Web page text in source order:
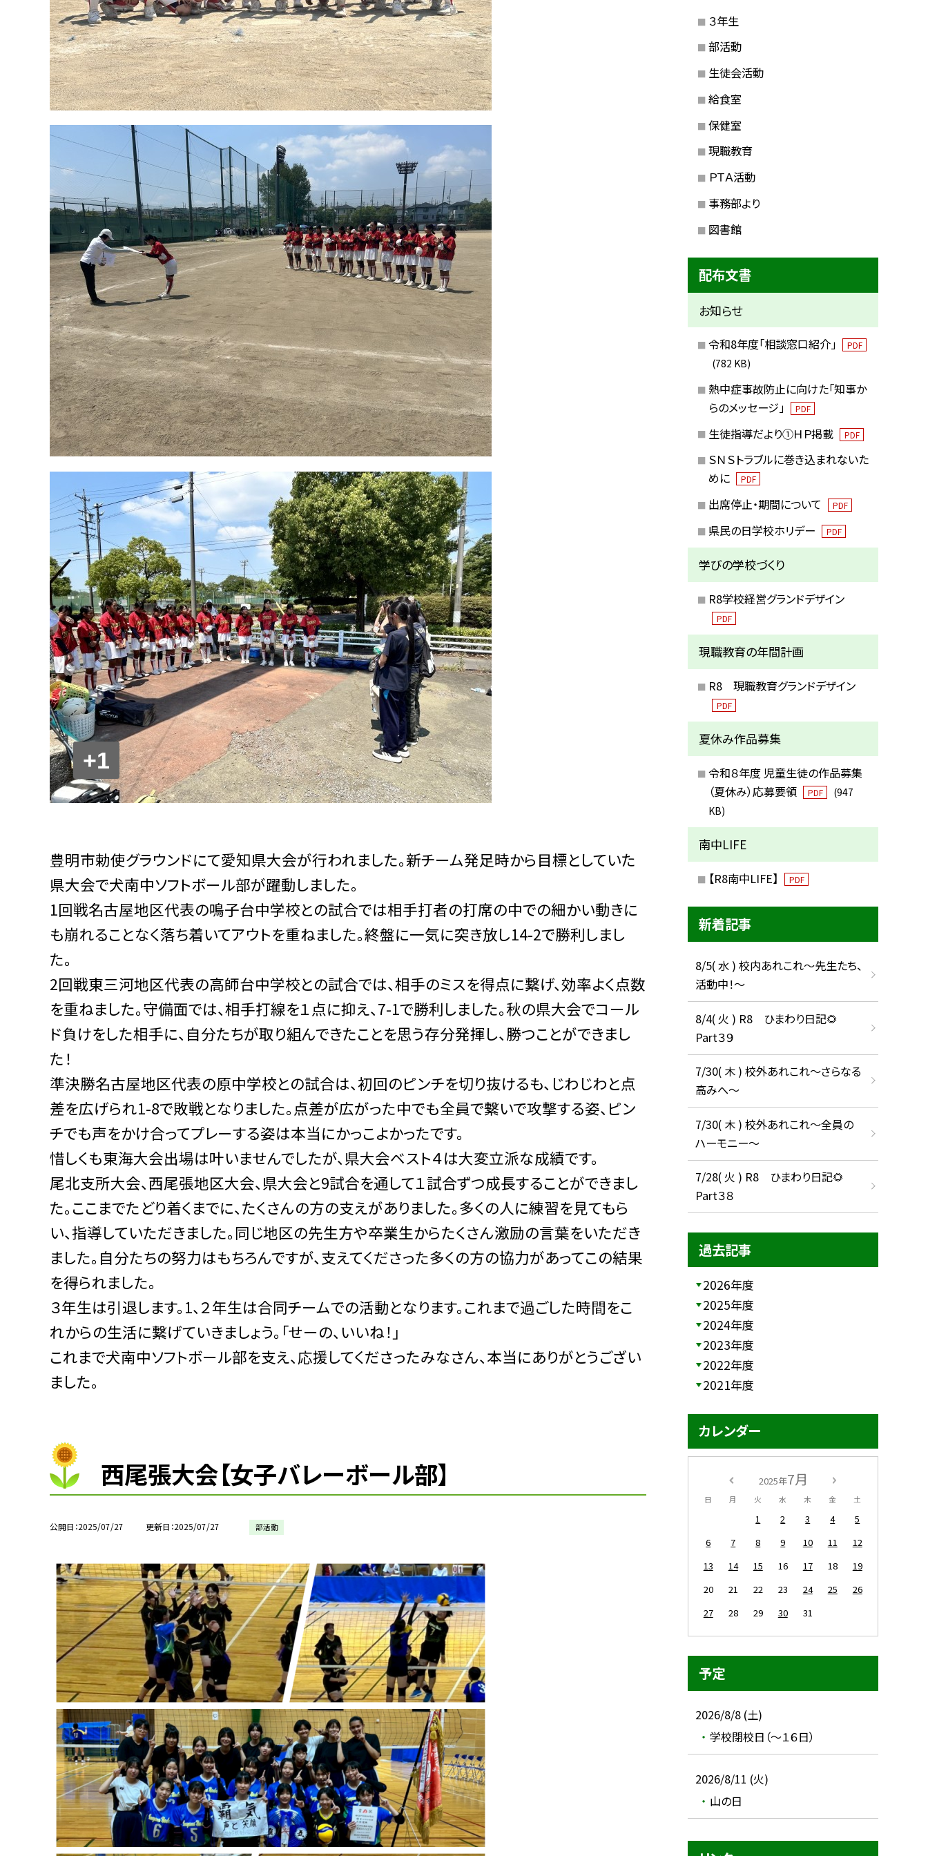
+1
豊明市勅使グラウンドにて愛知県大会が行われました。新チーム発足時から目標としていた
県大会で犬南中ソフトボール部が躍動しました。
1回戦名古屋地区代表の鳴子台中学校との試合では相手打者の打席の中での細かい動きに
も崩れることなく落ち着いてアウトを重ねました。終盤に一気に突き放し14-2で勝利しまし
た。
2回戦東三河地区代表の高師台中学校との試合では、相手のミスを得点に繋げ、効率よく点数
を重ねました。守備面では、相手打線を１点に抑え、7-1で勝利しました。秋の県大会でコール
ド負けをした相手に、自分たちが取り組んできたことを思う存分発揮し、勝つことができまし
た！
準決勝名古屋地区代表の原中学校との試合は、初回のピンチを切り抜けるも、じわじわと点
差を広げられ1-8で敗戦となりました。点差が広がった中でも全員で繋いで攻撃する姿、ピン
チでも声をかけ合ってプレーする姿は本当にかっこよかったです。
惜しくも東海大会出場は叶いませんでしたが、県大会ベスト４は大変立派な成績です。
尾北支所大会、西尾張地区大会、県大会と9試合を通して１試合ずつ成長することができまし
た。ここまでたどり着くまでに、たくさんの方の支えがありました。多くの人に練習を見てもら
い、指導していただきました。同じ地区の先生方や卒業生からたくさん激励の言葉をいただき
ました。自分たちの努力はもちろんですが、支えてくださった多くの方の協力があってこの結果
を得られました。
３年生は引退します。1、２年生は合同チームでの活動となります。これまで過ごした時間をこ
れからの生活に繋げていきましょう。「せーの、いいね！」
これまで犬南中ソフトボール部を支え、応援してくださったみなさん、本当にありがとうござい
ました。
西尾張大会【女子バレーボール部】
公開日 2025/07/27 更新日 2025/07/27 部活動
３年生
部活動
生徒会活動
給食室
保健室
現職教育
ＰＴＡ活動
事務部より
図書館
配布文書
お知らせ
令和8年度「相談窓口紹介」 PDF
(782 KB)
熱中症事故防止に向けた「知事か
らのメッセージ」
PDF
生徒指導だより①ＨＰ掲載 PDF
ＳＮＳトラブルに巻き込まれないた
めに
PDF
出席停止・期間について PDF
県民の日学校ホリデー PDF
学びの学校づくり
R8学校経営グランドデザイン
PDF
現職教育の年間計画
R8 現職教育グランドデザイン
PDF
夏休み作品募集
令和８年度 児童生徒の作品募集
（夏休み）応募要領
PDF
(947
KB)
南中LIFE
【R8南中LIFE】 PDF
新着記事
8/5( 水 ) 校内あれこれ〜先生たち、
活動中！〜
8/4( 火 ) R8 ひまわり日記🌻
Part３９
7/30( 木 ) 校外あれこれ〜さらなる
高みへ〜
7/30( 木 ) 校外あれこれ〜全員の
ハーモニー〜
7/28( 火 ) R8 ひまわり日記🌻
Part３８
過去記事
2026年度
2025年度
2024年度
2023年度
2022年度
2021年度
カレンダー
2025年7月
日 月 火 水 木 金 土
1 2 3 4
5
6
7 8 9 10 11
12
13
14 15 16 17 18
19
20
21 22 23 24 25
26
27
28 29 30 31
予定
2026/8/8 (土)
学校閉校日（～１６日）
2026/8/11 (火)
山の日